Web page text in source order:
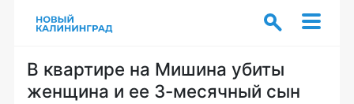
В квартире на Мишина убиты
женщина и ее 3-месячный сын